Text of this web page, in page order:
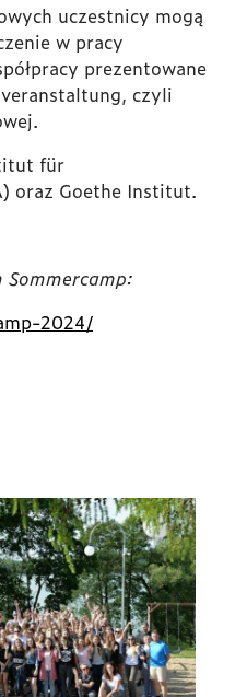
uczestnicy mogą
w pracy
prezentowane
czyli
für
oraz Goethe Institut.
2024/